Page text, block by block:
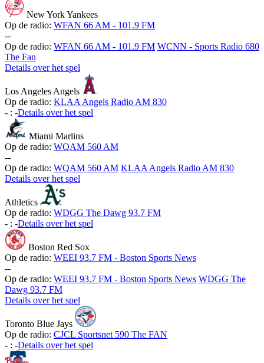
New York Yankees
Op de radio: WFAN 66 AM - 101.9 FM
--
Op de radio: WFAN 66 AM - 101.9 FM WCNN - Sports Radio 680
The Fan
Details over het spel
Los Angeles Angels
Op de radio: KLAA Angels Radio AM 830
- : -Details over het spel
Miami Marlins
Op de radio: WQAM 560 AM
--
Op de radio: WQAM 560 AM KLAA Angels Radio AM 830
Details over het spel
Athletics
Op de radio: WDGG The Dawg 93.7 FM
- : -Details over het spel
Boston Red Sox
Op de radio: WEEI 93.7 FM - Boston Sports News
--
Op de radio: WEEI 93.7 FM - Boston Sports News WDGG The
Dawg 93.7 FM
Details over het spel
Toronto Blue Jays
Op de radio: CJCL Sportsnet 590 The FAN
- : -Details over het spel